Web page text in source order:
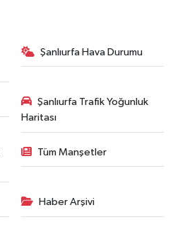
Şanlıurfa Hava Durumu
Şanlıurfa Trafik Yoğunluk
Haritası
Tüm Manşetler
Haber Arşivi